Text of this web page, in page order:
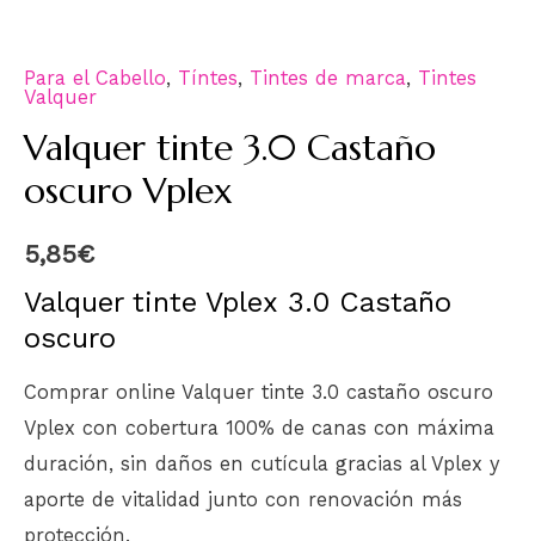
Para el Cabello, Tíntes, Tintes de marca, Tintes
Valquer
Valquer tinte 3.0 Castaño
oscuro Vplex
5,85€
Valquer tinte Vplex 3.0 Castaño
oscuro
Comprar online Valquer tinte 3.0 castaño oscuro
Vplex con cobertura 100% de canas con máxima
duración, sin daños en cutícula gracias al Vplex y
aporte de vitalidad junto con renovación más
protección.